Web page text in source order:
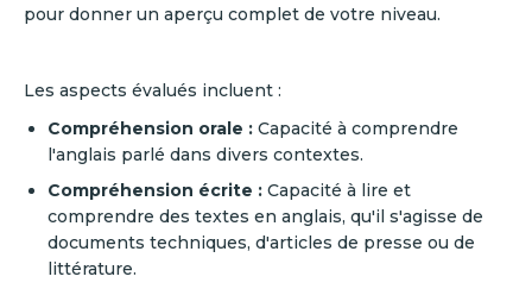
pour donner un aperçu complet de votre niveau.
Les aspects évalués incluent :
Compréhension orale : Capacité à comprendre
l'anglais parlé dans divers contextes.
Compréhension écrite : Capacité à lire et
comprendre des textes en anglais, qu'il s'agisse de
documents techniques, d'articles de presse ou de
littérature.